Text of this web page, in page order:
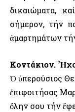
δικαιώματα,
σήμερον, τήν
ἁμαρτημάτων
Κοντάκιον.
Ὁ ὑπερούσιος
ἐπιφοιτήσας
ὅλην σου τήν